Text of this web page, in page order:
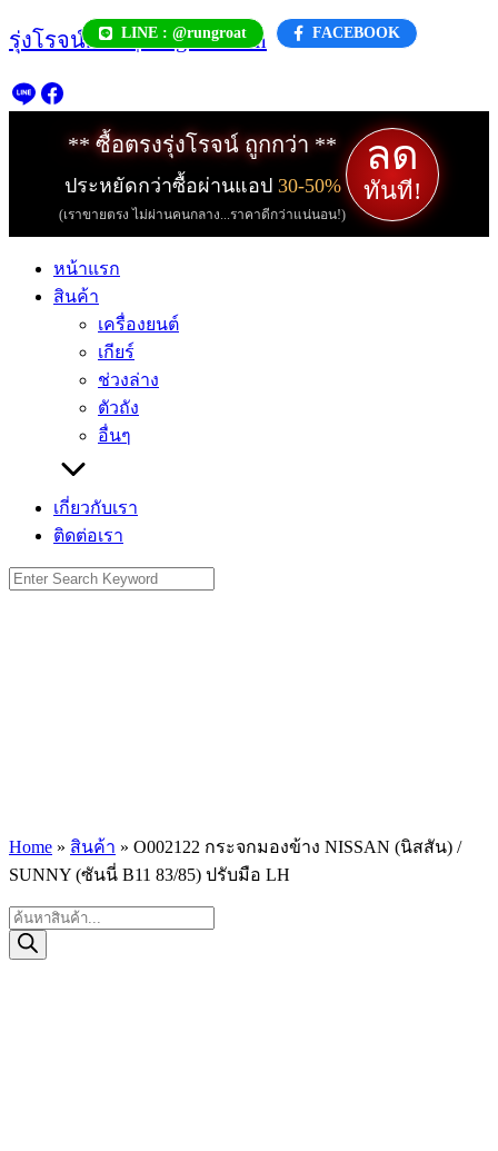
Skip
to
LINE : @rungroat FACEBOOK
รุ่งโรจน์.com | rungroat.com
** ซื้อตรงรุ่งโรจน์ ถูกกว่า **
ประหยัดกว่าซื้อผ่านแอป 30-50%
(เราขายตรง ไม่ผ่านคนกลาง...ราคาดีกว่าแน่นอน!)
ลด
ทันที!
หน้าแรก
สินค้า
เครื่องยนต์
เกียร์
ช่วงล่าง
ตัวถัง
อื่นๆ
เกี่ยวกับเรา
ติดต่อเรา
Search
for:
Home » สินค้า » O002122 กระจกมองข้าง NISSAN (นิสสัน) /
SUNNY (ซันนี่ B11 83/85) ปรับมือ LH
Products
search